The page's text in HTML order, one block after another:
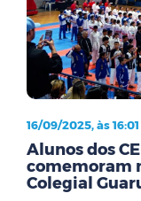
16/09/2025, às 16:01
Alunos dos
comemoram
Colegial